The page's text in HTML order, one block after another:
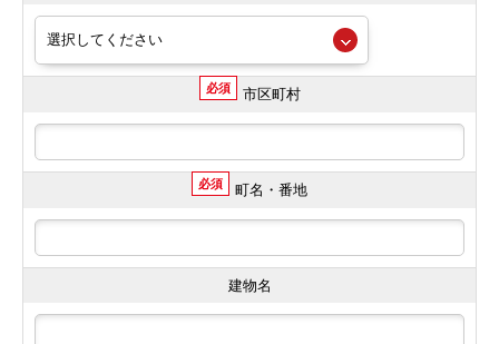
必須 市区町村
必須 町名・番地
建物名